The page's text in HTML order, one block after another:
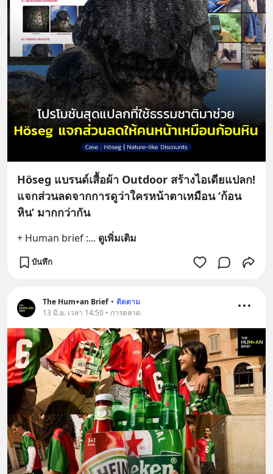
Höseg แบรนด์เสื้อผ้า Outdoor สร้างไอเดียแปลก!
แจกส่วนลดจากการดูว่าใครหน้าตาเหมือน ‘ก้อน
หิน’ มากกว่ากัน
+ Human brief :... ดูเพิ่มเติม
บันทึก
The Hum+an Brief • ติดตาม
13 มิ.ย. เวลา 14:50 • การตลาด